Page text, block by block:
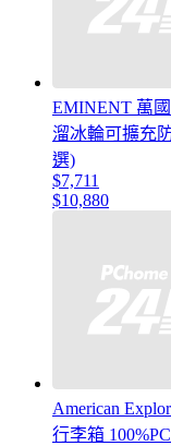
EMINENT 萬
溜冰輪可擴充
選)
$7,711
$10,880
American
行李箱